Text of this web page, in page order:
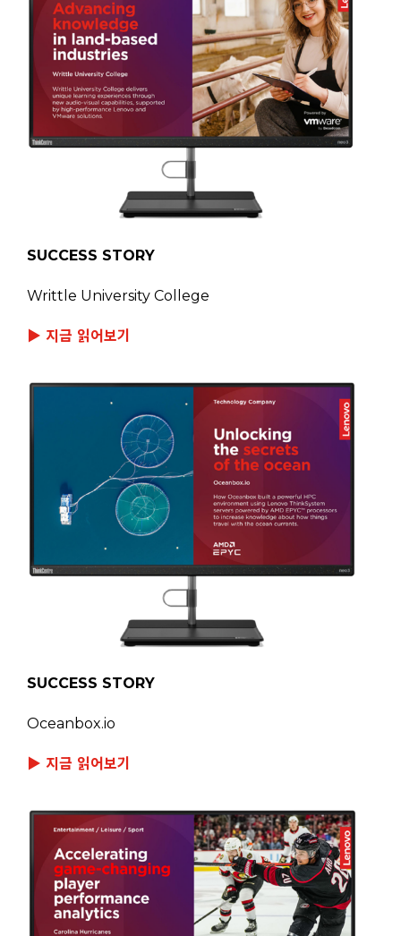
SUCCESS STORY
Writtle University College
▶ 지금 읽어보기
SUCCESS STORY
Oceanbox.io
▶ 지금 읽어보기